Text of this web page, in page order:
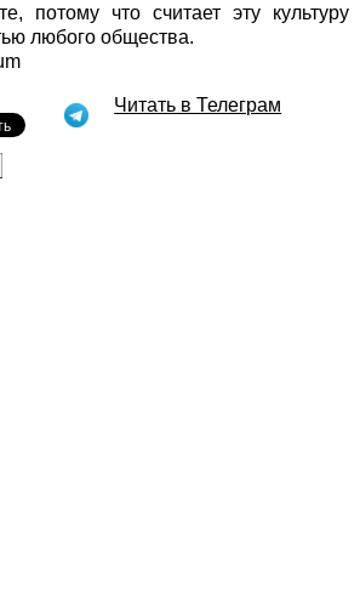
потому что считает эту культуру
любого общества.
Читать в Телеграм